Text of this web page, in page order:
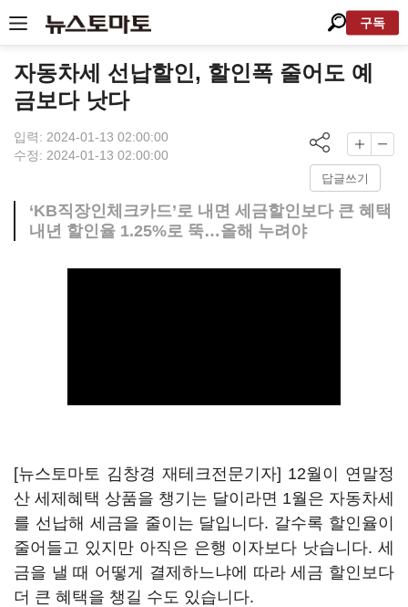
구독
자동차세 선납할인, 할인폭 줄어도 예
금보다 낫다
입력: 2024-01-13 02:00:00
수정: 2024-01-13 02:00:00
답글쓰기
‘KB직장인체크카드’로 내면 세금할인보다 큰 혜택
내년 할인율 1.25%로 뚝…올해 누려야
[뉴스토마토 김창경 재테크전문기자] 12월이 연말정
산 세제혜택 상품을 챙기는 달이라면 1월은 자동차세
를 선납해 세금을 줄이는 달입니다. 갈수록 할인율이
줄어들고 있지만 아직은 은행 이자보다 낫습니다. 세
금을 낼 때 어떻게 결제하느냐에 따라 세금 할인보다
더 큰 혜택을 챙길 수도 있습니다.